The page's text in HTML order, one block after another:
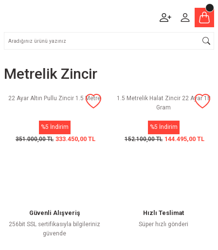
Metrelik Zincir
22 Ayar Altın Pullu Zincir 1.5 Metre
%5 İndirim
351.000,00 TL 333.450,00 TL
1.5 Metrelik Halat Zincir 22 Ayar 18
Gram
%5 İndirim
152.100,00 TL 144.495,00 TL
Güvenli Alışveriş
256bit SSL sertifikasıyla bilgileriniz
güvende
Hızlı Teslimat
Süper hızlı gönderi